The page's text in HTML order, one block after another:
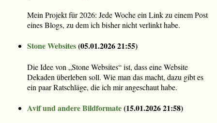
Mein Projekt für 2026: Jede Woche ein Link zu einem Post
eines Blogs, zu dem ich bisher nicht verlinkt habe.
Stone Websites(05.01.2026 21:55)
Die Idee von „Stone Websites“ ist, dass eine Website
Dekaden überleben soll. Wie man das macht, dazu gibt es
ein paar Ratschläge, die ich mir angeschaut habe.
Avif und andere Bildformate(15.01.2026 21:58)